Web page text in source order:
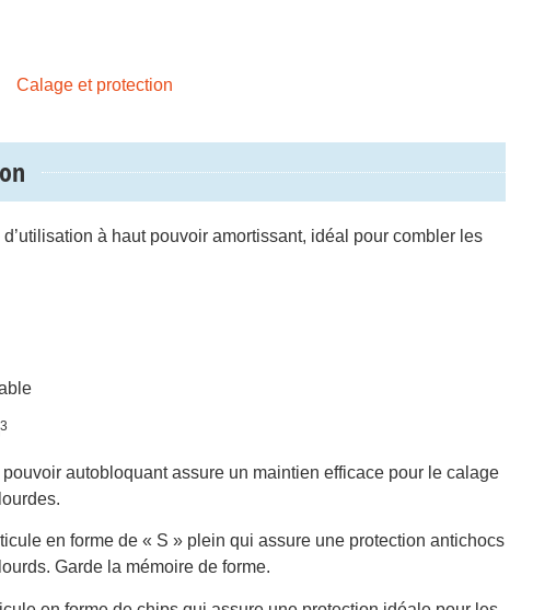
Calage et protection
à haut pouvoir amortissant, idéal pour combler les
3
pouvoir autobloquant assure un maintien efficace pour le calage
en forme de « S » plein qui assure une protection antichocs
Garde la mémoire de forme.